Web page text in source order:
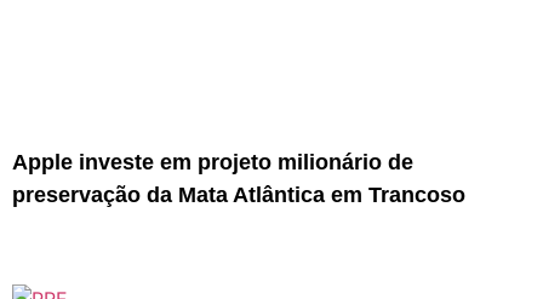
Apple investe em projeto milionário de
preservação da Mata Atlântica em Trancoso